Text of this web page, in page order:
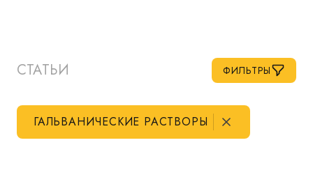
СТАТЬИ ФИЛЬТРЫ
ГАЛЬВАНИЧЕСКИЕ РАСТВОРЫ